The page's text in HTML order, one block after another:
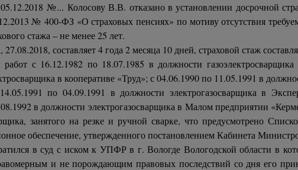
№... Колосову В.В. отказано в установлении досрочной
№ 400-ФЗ «О страховых пенсиях» по мотиву отсутствия
стажа – не менее 25 лет.
составляет 4 года 2 месяца 10 дней, страховой стаж
с 16.12.1982 по 18.07.1985 в должности
в кооперативе «Труд»; с 04.06.1990 по 11.05.1991 в
по 04.09.1991 в должности электрогазосварщика в
в должности электрогазосварщика в Малом предприятии
занятого на резке и ручной сварке, что предусмотрено
обеспечение, утвержденного постановлением Кабинета
в суд с иском к УПФР в г. Вологде Вологодской области в
и не порождающим правовых последствий со дня его